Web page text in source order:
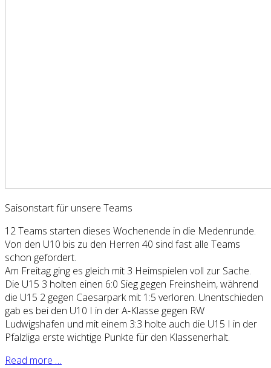
Saisonstart für unsere Teams
12 Teams starten dieses Wochenende in die Medenrunde.
Von den U10 bis zu den Herren 40 sind fast alle Teams
schon gefordert.
Am Freitag ging es gleich mit 3 Heimspielen voll zur Sache.
Die U15 3 holten einen 6:0 Sieg gegen Freinsheim, während
die U15 2 gegen Caesarpark mit 1:5 verloren. Unentschieden
gab es bei den U10 I in der A-Klasse gegen RW
Ludwigshafen und mit einem 3:3 holte auch die U15 I in der
Pfalzliga erste wichtige Punkte für den Klassenerhalt.
Read more …